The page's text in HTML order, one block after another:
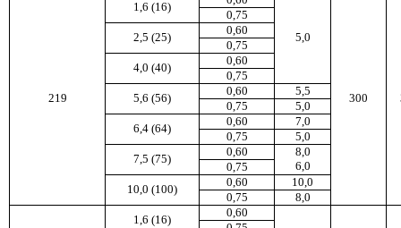
219
1,6 (16)
5,0
300
0,75
2,5 (25)
0,60
0,75
4,0 (40)
0,60
0,75
5,6 (56)
0,60
5,5
0,75
5,0
6,4 (64)
0,60
7,0
0,75
5,0
7,5 (75)
0,60
8,0
0,75
6,0
10,0 (100)
0,60
10,0
0,75
8,0
1,6 (16)
0,60